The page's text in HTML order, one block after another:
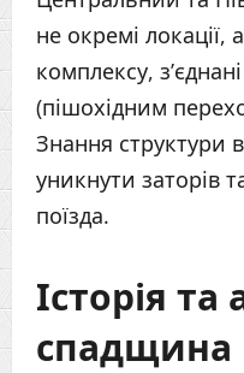
не окремі локації,
комплексу,
(пішохідним
Знання структури
уникнути заторів
поїзда.
Історія та
спадщина